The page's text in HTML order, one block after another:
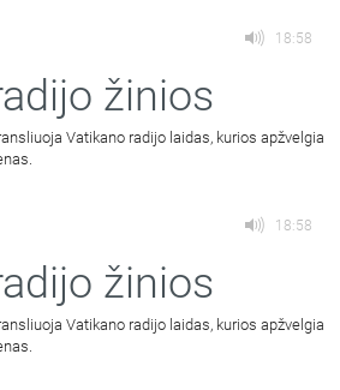
18:58
žinios
Vatikano radijo laidas, kurios apžvelgia
18:58
žinios
Vatikano radijo laidas, kurios apžvelgia